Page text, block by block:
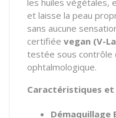
et laisse la peau
sans aucune
certifiée vegan (V-
testée sous contrôle
ophtalmologique.
Caractéristiques et
Démaquillage